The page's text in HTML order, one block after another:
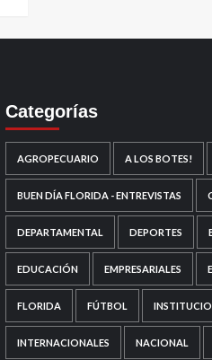
Categorías
AGROPECUARIO A LOS BOTES!
BUEN DÍA FLORIDA - ENTREVISTAS
DEPARTAMENTAL DEPORTES
EDUCACIÓN EMPRESARIALES
FLORIDA FÚTBOL
INTERNACIONALES NACIONAL